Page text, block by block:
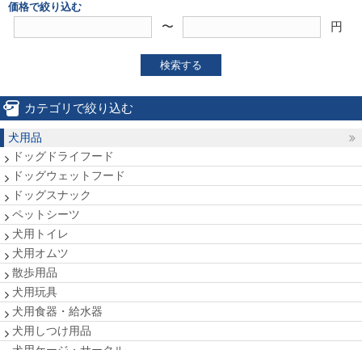
価格で絞り込む
〜 円
検索する
カテゴリで絞り込む
犬用品
ドッグドライフード
ドッグウェットフード
ドッグスナック
ペットシーツ
犬用トイレ
犬用オムツ
散歩用品
犬用玩具
犬用食器・給水器
犬用しつけ用品